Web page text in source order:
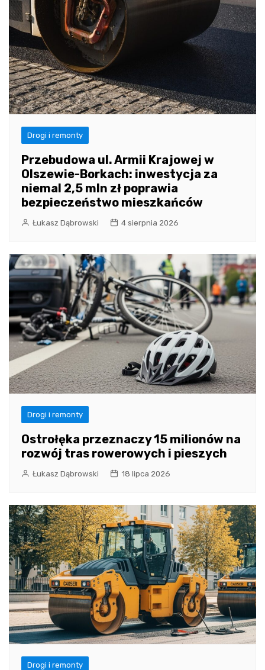
Drogi i remonty
Przebudowa ul. Armii Krajowej w
Olszewie-Borkach: inwestycja za
niemal 2,5 mln zł poprawia
bezpieczeństwo mieszkańców
Łukasz Dąbrowski 4 sierpnia 2026
Drogi i remonty
Ostrołęka przeznaczy 15 milionów na
rozwój tras rowerowych i pieszych
Łukasz Dąbrowski 18 lipca 2026
Drogi i remonty